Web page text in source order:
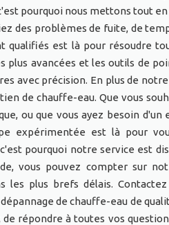
pourquoi nous mettons tout
des problèmes de fuite, de
qualifiés est là pour résoudre
avancées et les outils de
avec précision. En plus de
de chauffe-eau. Que vous
ou que vous ayez besoin
expérimentée est là pour
pourquoi notre service est
vous pouvez compter sur
plus brefs délais. Contactez
de chauffe-eau de
répondre à toutes vos